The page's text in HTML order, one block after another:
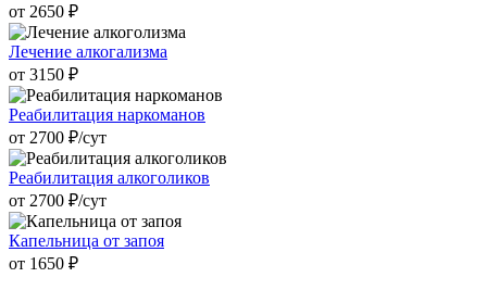
от 2650 ₽
Лечение алкогализма
от 3150 ₽
Реабилитация наркоманов
от 2700 ₽/cут
Реабилитация алкоголиков
от 2700 ₽/cут
Капельница от запоя
от 1650 ₽